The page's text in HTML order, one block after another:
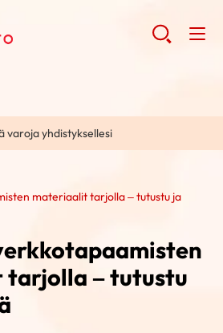
varoja yhdistyksellesi
materiaalit tarjolla – tutustu ja
– tutustu